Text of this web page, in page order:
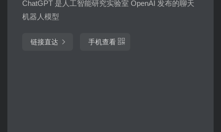
ChatGPT 是人工智能研究实验室 OpenAI 发布的聊天
机器人模型
链接直达 手机查看